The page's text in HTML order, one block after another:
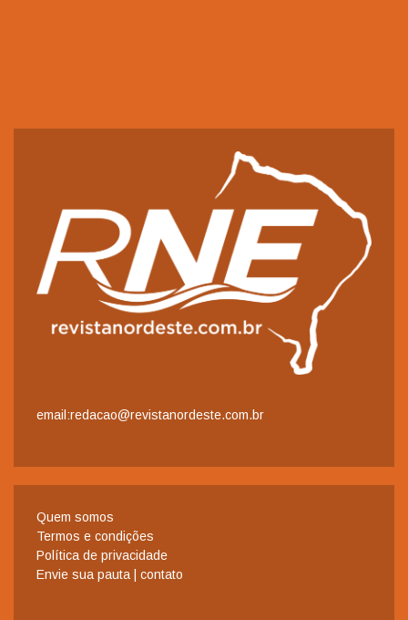
email:redacao@revistanordeste.com.br
Quem somos
Termos e condições
Política de privacidade
Envie sua pauta | contato